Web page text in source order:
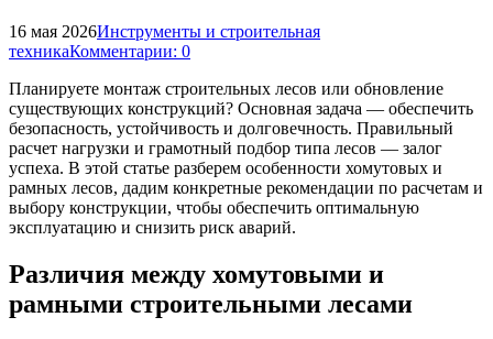
16 мая 2026Инструменты и строительная
техникаКомментарии: 0
Планируете монтаж строительных лесов или обновление
существующих конструкций? Основная задача — обеспечить
безопасность, устойчивость и долговечность. Правильный
расчет нагрузки и грамотный подбор типа лесов — залог
успеха. В этой статье разберем особенности хомутовых и
рамных лесов, дадим конкретные рекомендации по расчетам и
выбору конструкции, чтобы обеспечить оптимальную
эксплуатацию и снизить риск аварий.
Различия между хомутовыми и
рамными строительными лесами